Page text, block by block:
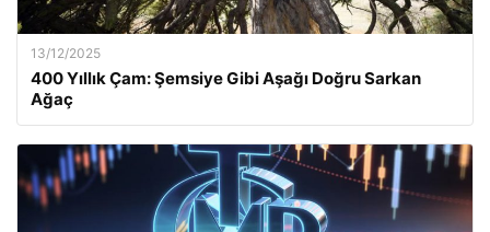
13/12/2025
400 Yıllık Çam: Şemsiye Gibi Aşağı Doğru Sarkan
Ağaç